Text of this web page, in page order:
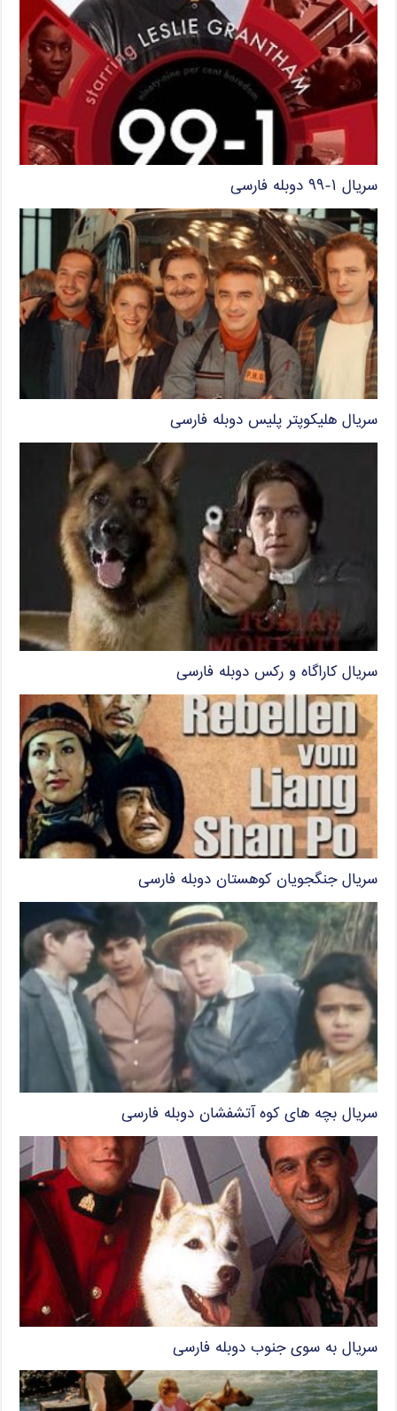
سریال ۱-۹۹ دوبله فارسی
سریال هلیکوپتر پلیس دوبله فارسی
سریال کاراگاه و رکس دوبله فارسی
سریال جنگجویان کوهستان دوبله فارسی
سریال بچه های کوه آتشفشان دوبله فارسی
سریال به سوی جنوب دوبله فارسی